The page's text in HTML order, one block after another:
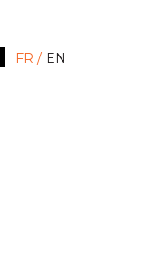
FR EN